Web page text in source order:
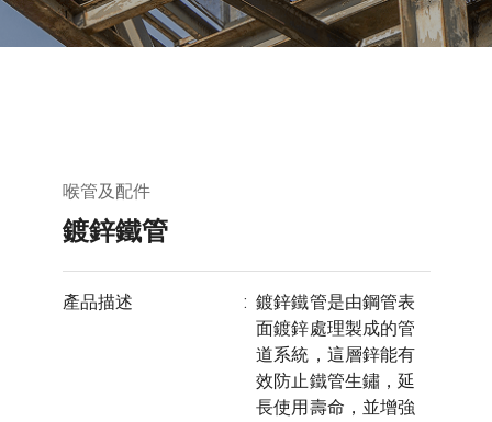
喉管及配件
鍍鋅鐵管
產品描述 : 鍍鋅鐵管是由鋼管表
面鍍鋅處理製成的管
道系統，這層鋅能有
效防止鐵管生鏽，延
長使用壽命，並增強